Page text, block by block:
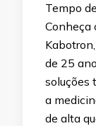
Tempo
Conheça
de 25
soluções
a
de alta